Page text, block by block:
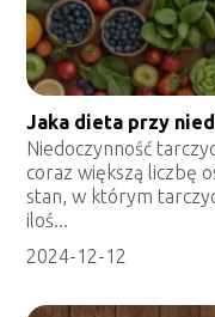
Jaka dieta przy
Niedoczynność
coraz większą liczbę
stan, w którym
iloś...
2024-12-12